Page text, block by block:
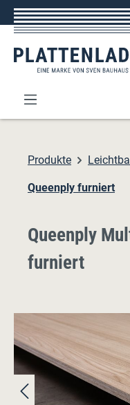
Zum Hauptinhalt springen
Produkte
Queenply furniert
Queenply
furniert
Bildergalerie